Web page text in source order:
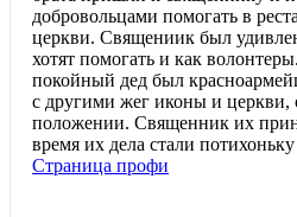
добровольцами помогать в
церкви. Священиик был
хотят помогать и как
покойный дед был
с другими жег иконы и церкви,
положении. Священник их
время их дела стали
Страница профи